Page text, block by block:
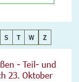
S T W Z
- Teil- und
23. Oktober